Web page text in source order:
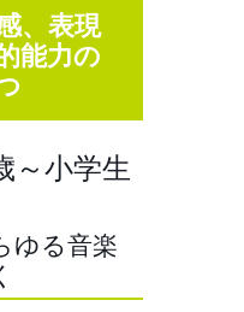
、表現
能力の
～小学生
ゆる音楽